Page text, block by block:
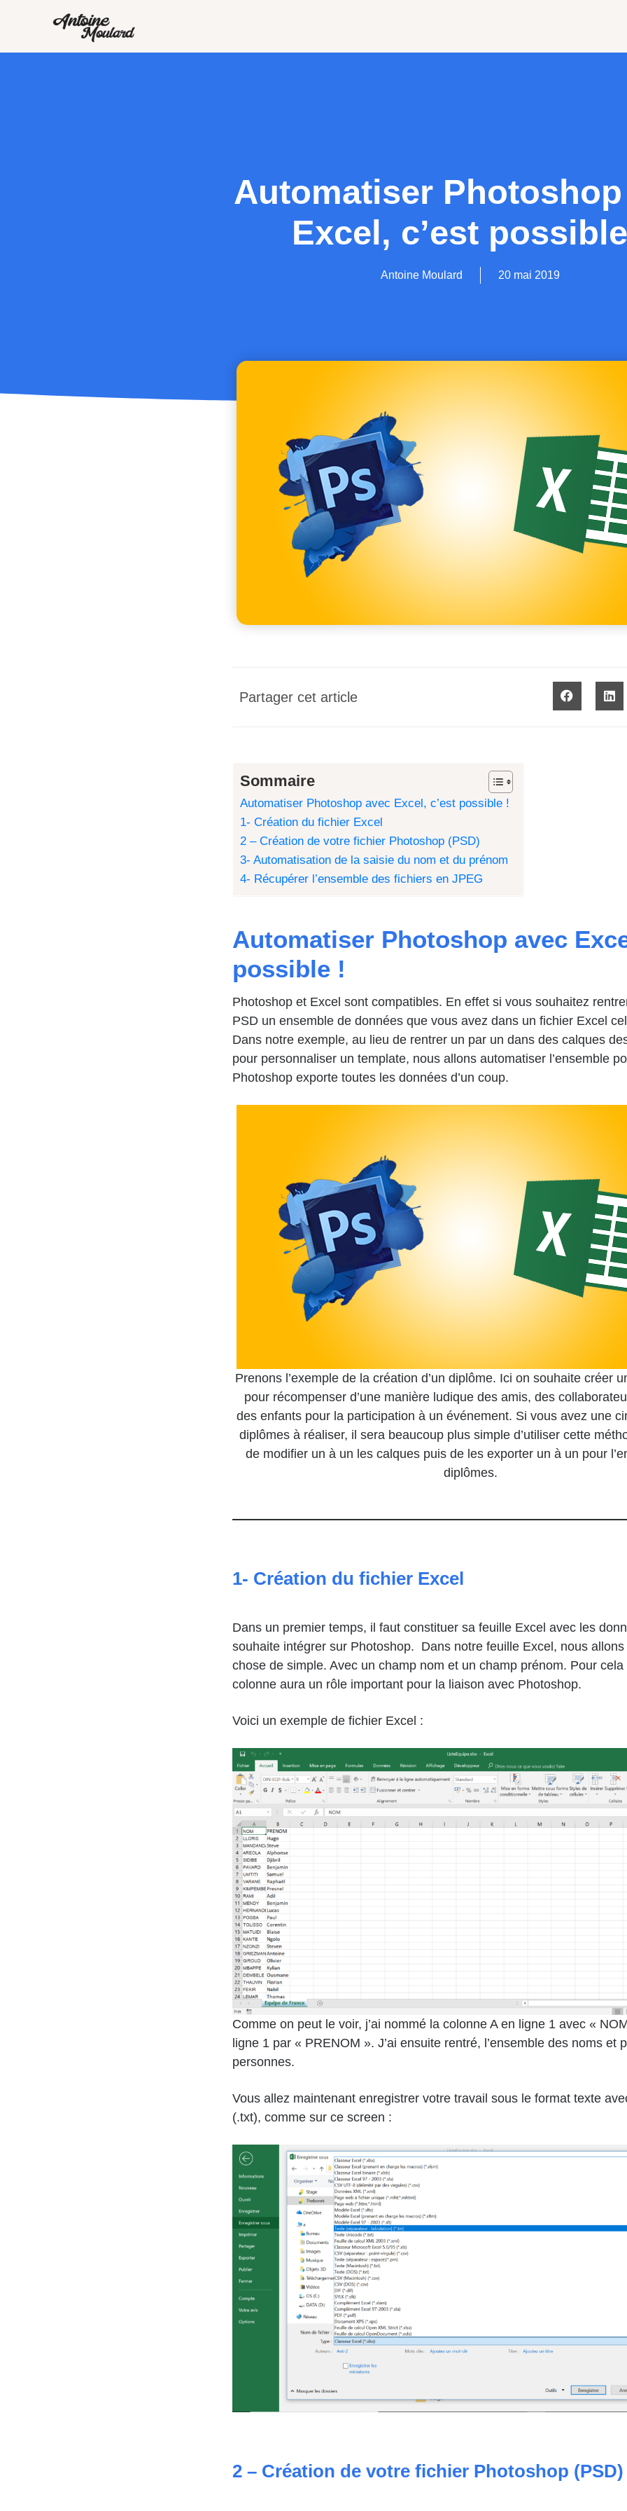
Automatiser
Excel, c’est
Antoine Moulard 20 mai 2019
Partager cet article
Sommaire
Automatiser Photoshop avec Excel, c’est possible !
1- Création du fichier Excel
2 – Création de votre fichier Photoshop (PSD)
3- Automatisation de la saisie du nom et du prénom
4- Récupérer l’ensemble des fichiers en JPEG
Automatiser Photoshop avec
possible !
Photoshop et Excel sont compatibles. En effet si vous souhaitez
PSD un ensemble de données que vous avez dans un fichier Excel
Dans notre exemple, au lieu de rentrer un par un dans des calques
pour personnaliser un template, nous allons automatiser l’ensemble
Photoshop exporte toutes les données d’un coup.
Prenons l’exemple de la création d’un diplôme. Ici on souhaite créer
pour récompenser d’une manière ludique des amis, des
des enfants pour la participation à un événement. Si vous avez une
diplômes à réaliser, il sera beaucoup plus simple d’utiliser cette
de modifier un à un les calques puis de les exporter un à un pour
diplômes.
1- Création du fichier Excel
Dans un premier temps, il faut constituer sa feuille Excel avec les
souhaite intégrer sur Photoshop. Dans notre feuille Excel, nous
chose de simple. Avec un champ nom et un champ prénom. Pour cela
colonne aura un rôle important pour la liaison avec Photoshop.
Voici un exemple de fichier Excel :
Comme on peut le voir, j’ai nommé la colonne A en ligne 1 avec «
ligne 1 par « PRENOM ». J’ai ensuite rentré, l’ensemble des noms et
personnes.
Vous allez maintenant enregistrer votre travail sous le format texte
(.txt), comme sur ce screen :
2 – Création de votre fichier Photoshop (PSD)